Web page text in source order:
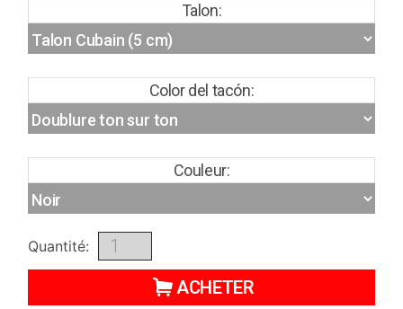
Talon:
Color del tacón:
Couleur:
Quantité:
ACHETER